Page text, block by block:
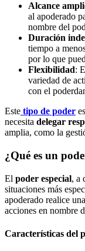
Alcance
al apoderado
nombre del
Duración
tiempo a
por lo que
Flexibilidad:
variedad de
con el
Este tipo de poder
necesita delegar
amplia, como la
¿Qué es un
El poder especial, a
situaciones más
apoderado realice
acciones en nombre
Características del